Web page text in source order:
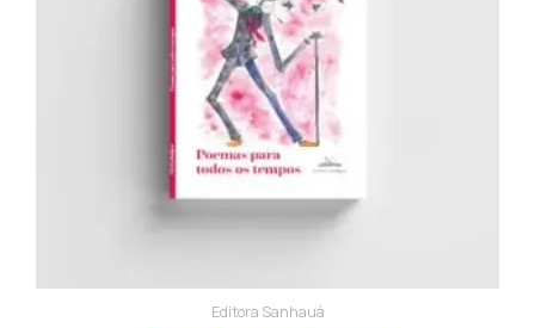
Editora Sanhauá